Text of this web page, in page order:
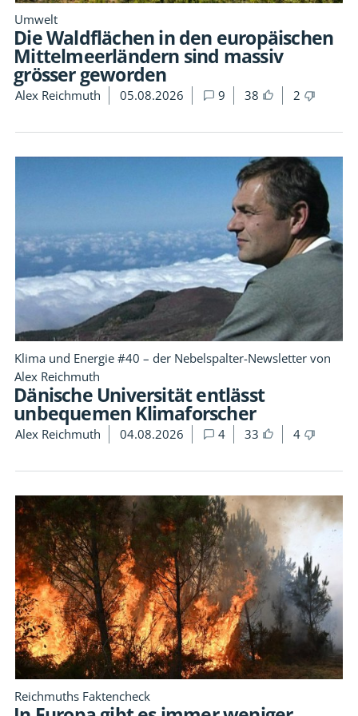
Umwelt
Die Waldflächen in den europäischen
Mittelmeerländern sind massiv
grösser geworden
Alex Reichmuth 05.08.2026 9 38 2
Klima und Energie #40 – der Nebelspalter-Newsletter von
Alex Reichmuth
Dänische Universität entlässt
unbequemen Klimaforscher
Alex Reichmuth 04.08.2026 4 33 4
Reichmuths Faktencheck